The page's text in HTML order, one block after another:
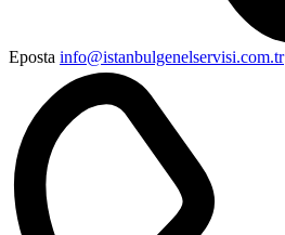
Eposta info@istanbulgenelservisi.com.tr